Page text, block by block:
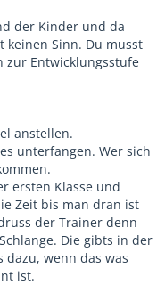
der Kinder und da
Sinn. Du musst
zur Entwicklungsstufe
anstellen.
unterfangen. Wer sich
ersten Klasse und
Zeit bis man dran ist
der Trainer denn
Die gibts in der
dazu, wenn das was
ist.